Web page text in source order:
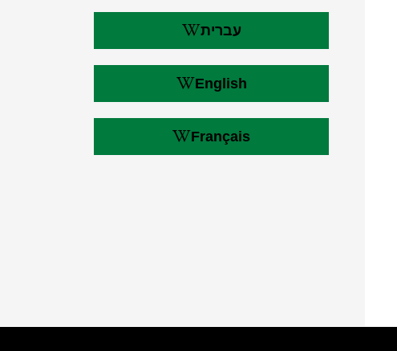
עברית
English
Français